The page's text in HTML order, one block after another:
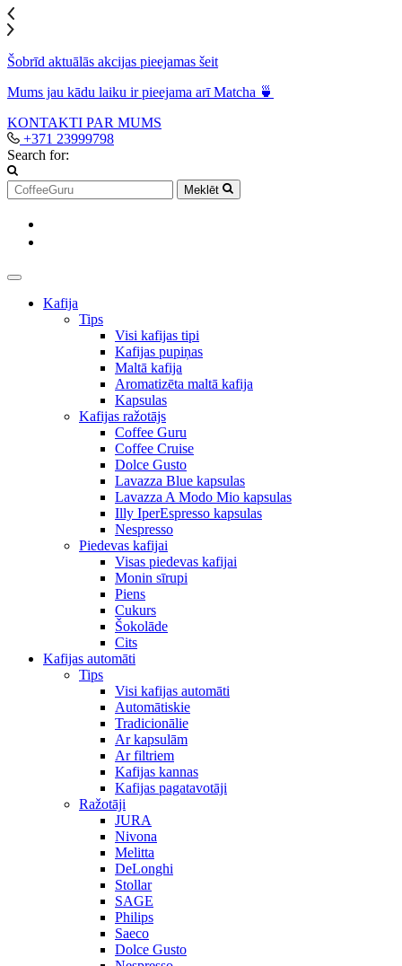
Šobrīd aktuālās akcijas pieejamas šeit
Mums jau kādu laiku ir pieejama arī Matcha 🍵
KONTAKTI PAR MUMS
+371 23999798
Search for:
Meklēt
Kafija
Tips
Visi kafijas tipi
Kafijas pupiņas
Maltā kafija
Aromatizēta maltā kafija
Kapsulas
Kafijas ražotājs
Coffee Guru
Coffee Cruise
Dolce Gusto
Lavazza Blue kapsulas
Lavazza A Modo Mio kapsulas
Illy IperEspresso kapsulas
Nespresso
Piedevas kafijai
Visas piedevas kafijai
Monin sīrupi
Piens
Cukurs
Šokolāde
Cits
Kafijas automāti
Tips
Visi kafijas automāti
Automātiskie
Tradicionālie
Ar kapsulām
Ar filtriem
Kafijas kannas
Kafijas pagatavotāji
Ražotāji
JURA
Nivona
Melitta
DeLonghi
Stollar
SAGE
Philips
Saeco
Dolce Gusto